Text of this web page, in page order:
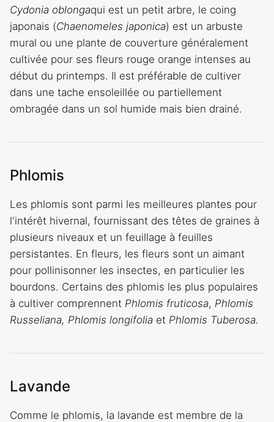
Cydonia oblongaqui est un petit arbre, le coing
japonais (Chaenomeles japonica) est un arbuste
mural ou une plante de couverture généralement
cultivée pour ses fleurs rouge orange intenses au
début du printemps. Il est préférable de cultiver
dans une tache ensoleillée ou partiellement
ombragée dans un sol humide mais bien drainé.
Phlomis
Les phlomis sont parmi les meilleures plantes pour
l'intérêt hivernal, fournissant des têtes de graines à
plusieurs niveaux et un feuillage à feuilles
persistantes. En fleurs, les fleurs sont un aimant
pour pollinisonner les insectes, en particulier les
bourdons. Certains des phlomis les plus populaires
à cultiver comprennent Phlomis fruticosa, Phlomis
Russeliana, Phlomis longifolia et Phlomis Tuberosa.
Lavande
Comme le phlomis, la lavande est membre de la